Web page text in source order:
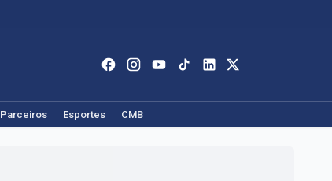
Parceiros Esportes CMB